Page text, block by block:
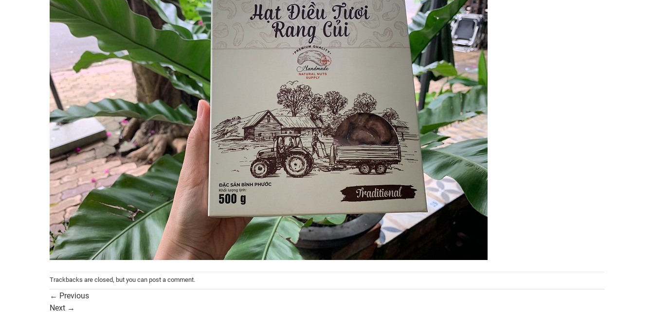
Trackbacks are closed, but you can post a comment.
← Previous
Next →